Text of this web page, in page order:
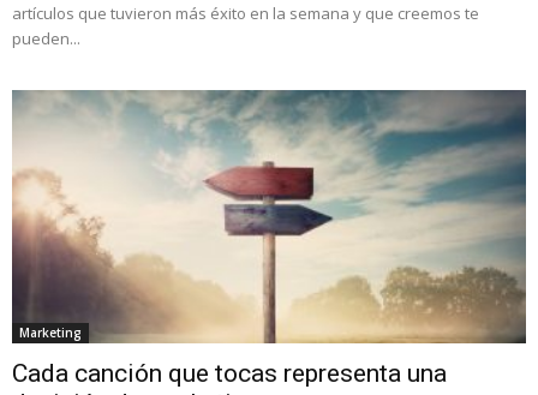
artículos que tuvieron más éxito en la semana y que creemos te
pueden...
Marketing
Cada canción que tocas representa una